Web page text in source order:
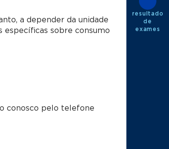
a depender da unidade
específicas sobre consumo
conosco pelo telefone
resultado
de
exames